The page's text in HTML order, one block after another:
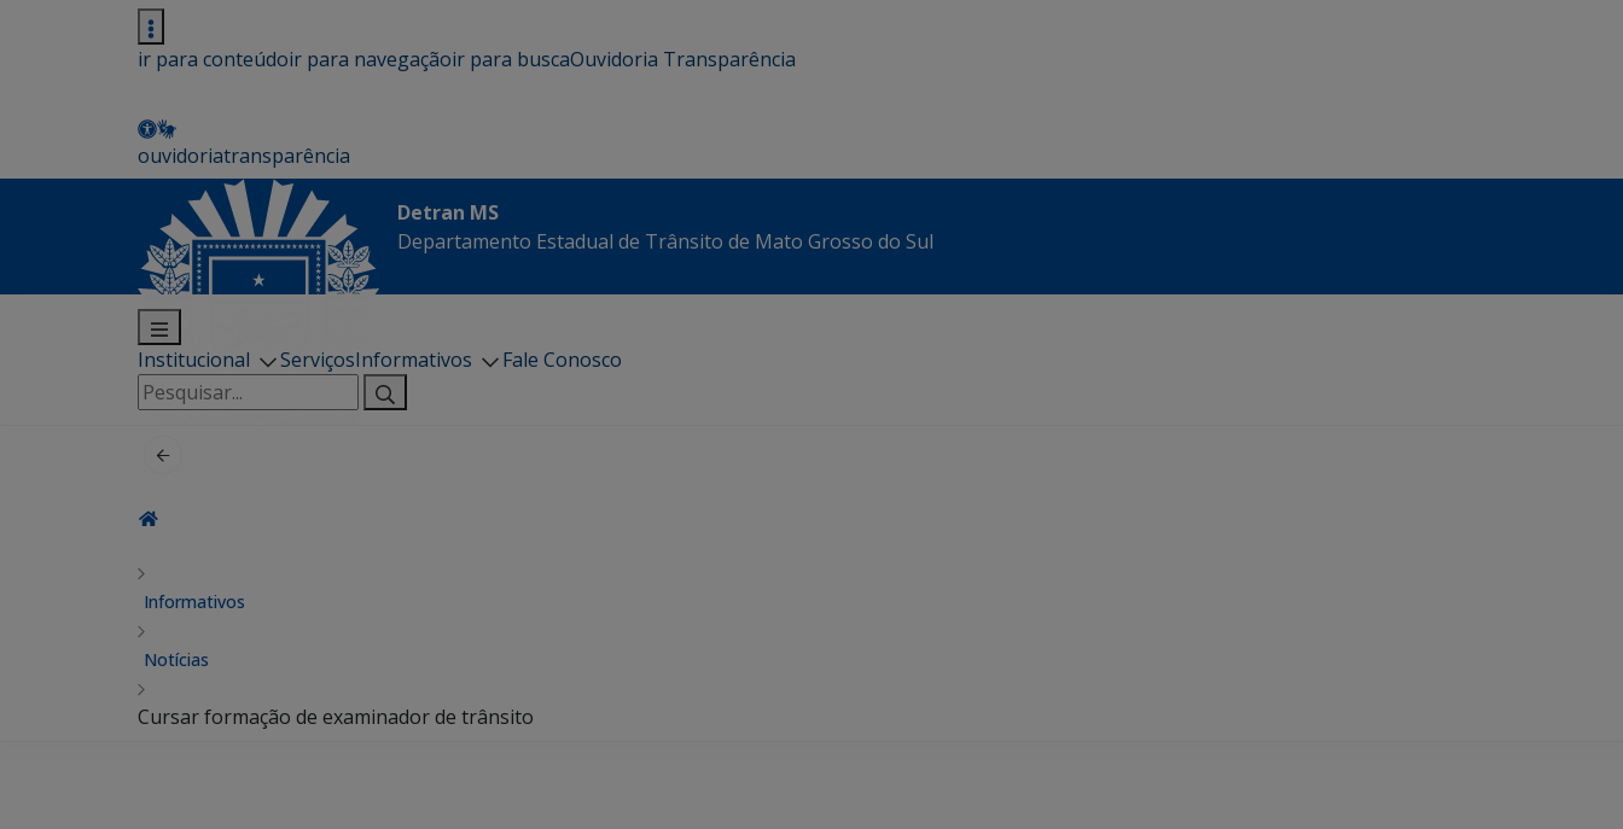
ir para conteúdoir para navegaçãoir para buscaOuvidoria Transparência
ouvidoriatransparência
Detran MS
Departamento Estadual de Trânsito de Mato Grosso do Sul
Institucional ServiçosInformativos
Fale Conosco
Pesquisar
por:
Informativos
Notícias
Cursar formação de examinador de trânsito